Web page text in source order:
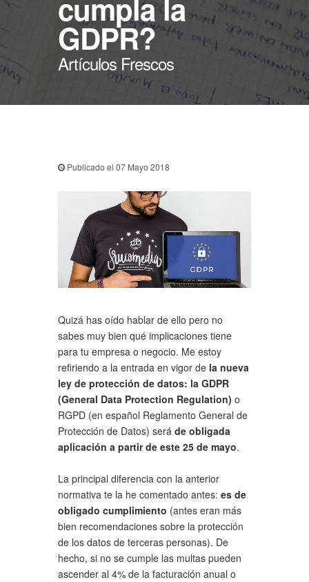
cumpla la
GDPR?
Artículos Frescos
Publicado el 07 Mayo 2018
Quizá has oído hablar de ello pero no
sabes muy bien qué implicaciones tiene
para tu empresa o negocio. Me estoy
refiriendo a la entrada en vigor de la nueva
ley de protección de datos: la GDPR
(General Data Protection Regulation) o
RGPD (en español Reglamento General de
Protección de Datos) será de obligada
aplicación a partir de este 25 de mayo.
La principal diferencia con la anterior
normativa te la he comentado antes: es de
obligado cumplimiento (antes eran más
bien recomendaciones sobre la protección
de los datos de terceras personas). De
hecho, si no se cumple las multas pueden
ascender al 4% de la facturación anual o